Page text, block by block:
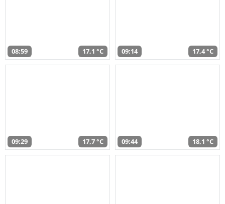
08:59 17,1 °C 09:14 17,4 °C
09:29 17,7 °C 09:44 18,1 °C